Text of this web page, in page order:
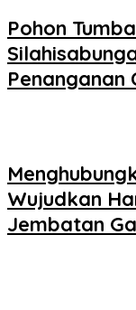
Pohon
Penanganan
Wujudkan
Jembatan